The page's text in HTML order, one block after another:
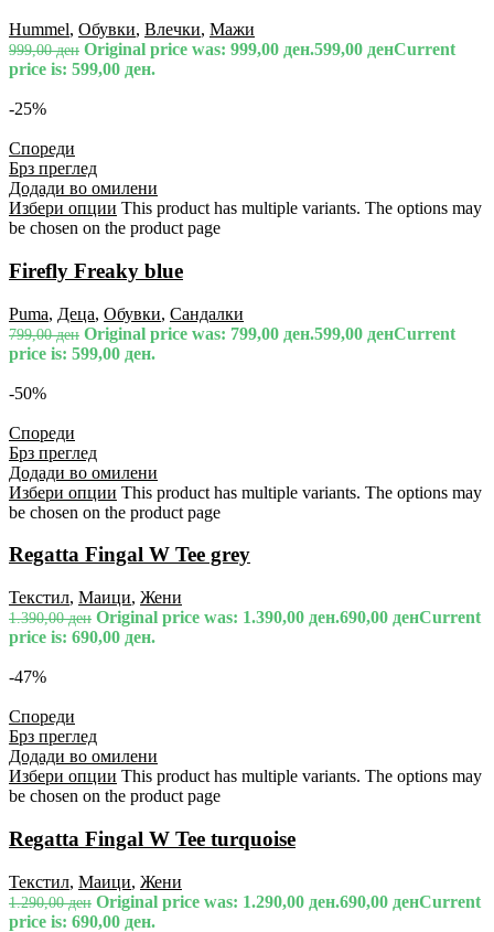
Hummel, Обувки, Влечки, Мажи
999,00ден Original price was: 999,00 ден.599,00 денCurrent
price is: 599,00 ден.
-25%
Спореди
Брз преглед
Додади во омилени
Избери опции This product has multiple variants. The options may
be chosen on the product page
Firefly Freaky blue
Puma, Деца, Обувки, Сандалки
799,00ден Original price was: 799,00 ден.599,00 денCurrent
price is: 599,00 ден.
-50%
Спореди
Брз преглед
Додади во омилени
Избери опции This product has multiple variants. The options may
be chosen on the product page
Regatta Fingal W Tee grey
Текстил, Маици, Жени
1.390,00ден Original price was: 1.390,00 ден.690,00 денCurrent
price is: 690,00 ден.
-47%
Спореди
Брз преглед
Додади во омилени
Избери опции This product has multiple variants. The options may
be chosen on the product page
Regatta Fingal W Tee turquoise
Текстил, Маици, Жени
1.290,00ден Original price was: 1.290,00 ден.690,00 денCurrent
price is: 690,00 ден.